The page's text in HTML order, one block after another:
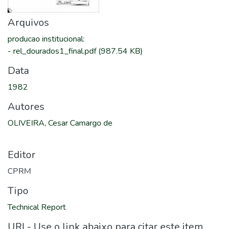
Arquivos
producao institucional:
- rel_dourados1_final.pdf(987.54 KB)
Data
1982
Autores
OLIVEIRA, Cesar Camargo de
Editor
CPRM
Tipo
Technical Report